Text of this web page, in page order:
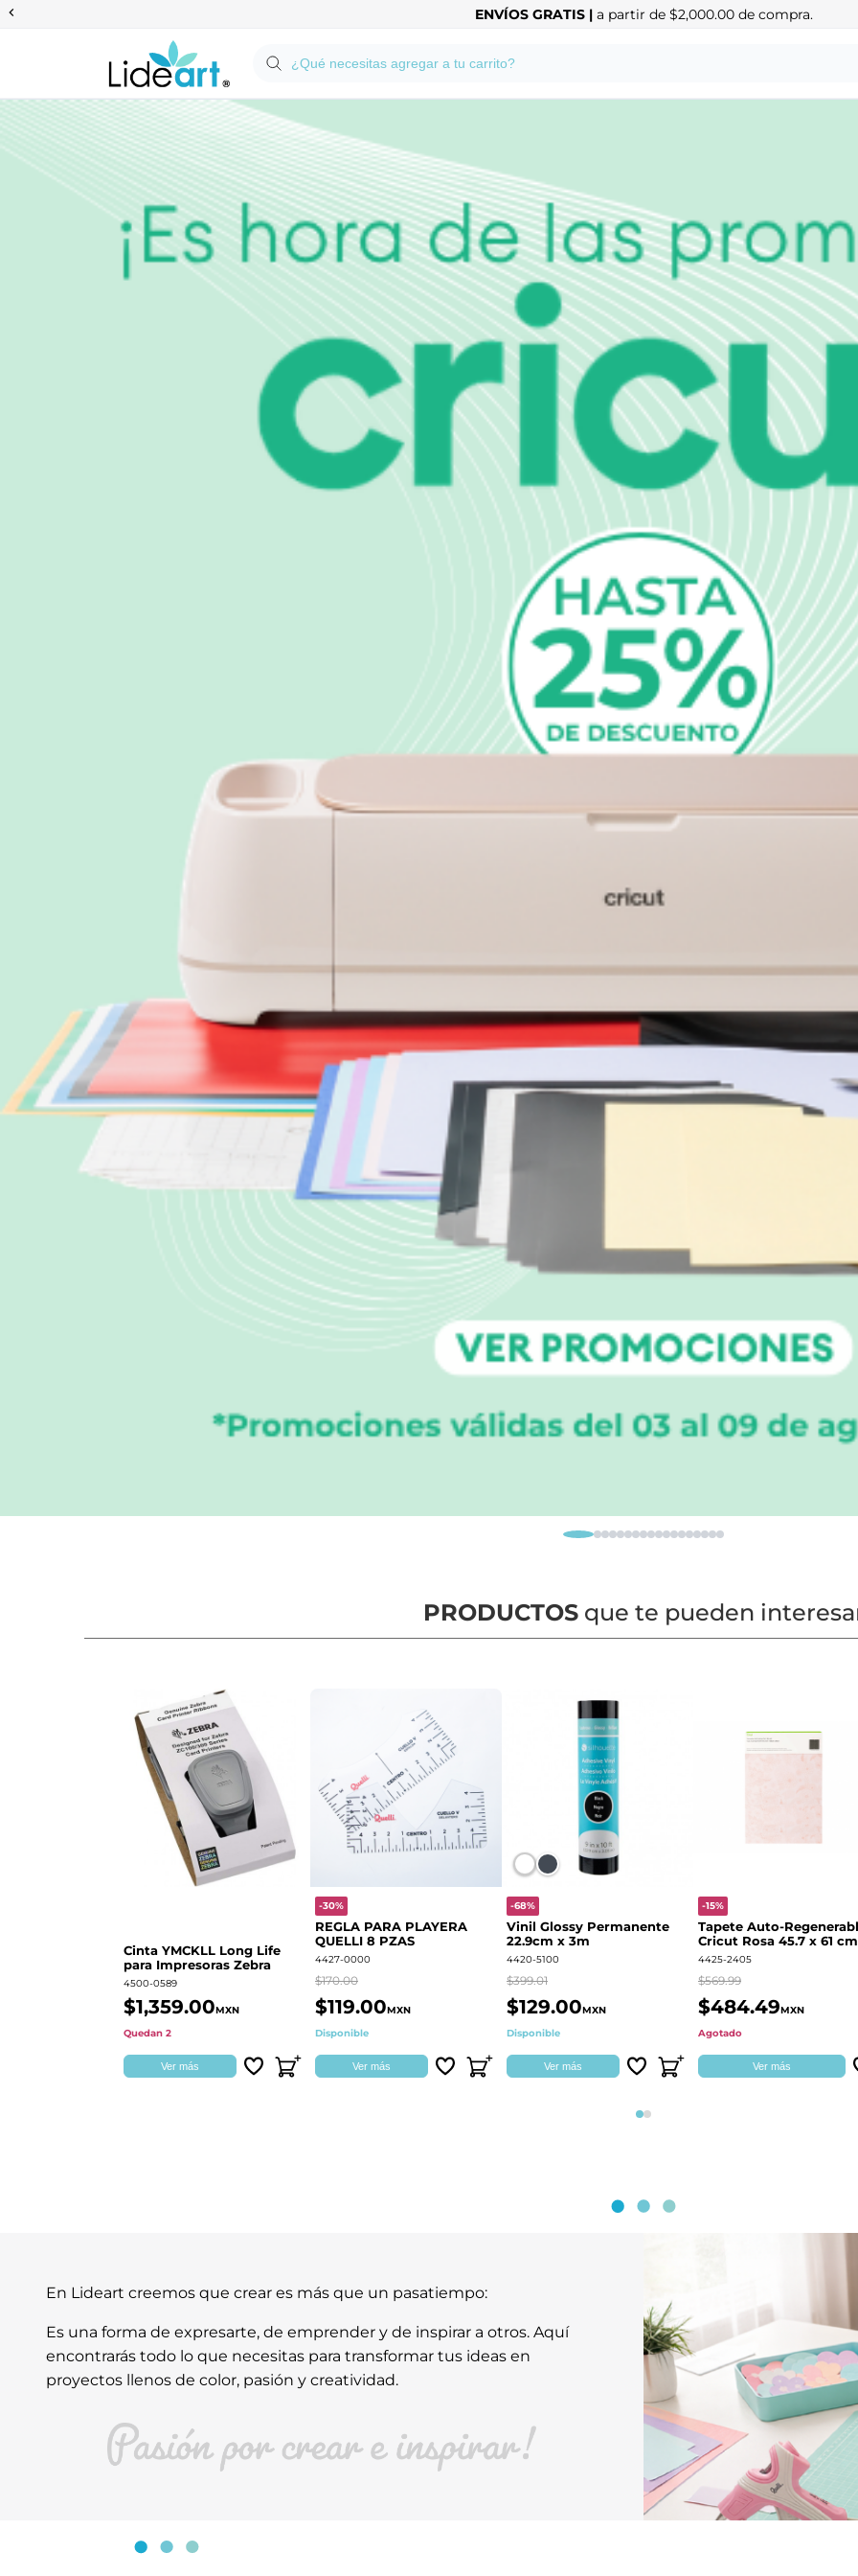
Anterior ENVÍOS GRATIS | a partir de $2,000.00 de compra.
PRODUCTOSque te pueden
Cinta YMCKLL Long Life
para Impresoras Zebra
4500-0589
$1,359.00MXN
Quedan 2
Ver más
-30%
REGLA PARA PLAYERA
QUELLI 8 PZAS
4427-0000
$170.00
$119.00MXN
Disponible
Ver más
-68%
Vinil Glossy Permanente
22.9cm x 3m
4420-5100
$399.01
$129.00MXN
Disponible
Ver más
-15%
Tapete Auto-
Cricut Rosa 45.7 x 61 cm
2004713
4425-2405
$569.99
$484.49MXN
Agotado
Ver más
Página 1
Página 2
En Lideart creemos que crear es más que un pasatiempo:
Es una forma de expresarte, de emprender y de inspirar a otros. Aquí
encontrarás todo lo que necesitas para transformar tus ideas en
proyectos llenos de color, pasión y creatividad.